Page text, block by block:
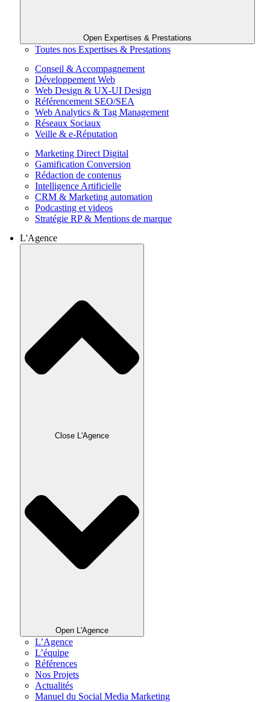
Open Expertises & Prestations
Toutes nos Expertises & Prestations
Conseil & Accompagnement
Développement Web
Web Design & UX-UI Design
Référencement SEO/SEA
Web Analytics & Tag Management
Réseaux Sociaux
Veille & e-Réputation
Marketing Direct Digital
Gamification Conversion
Rédaction de contenus
Intelligence Artificielle
CRM & Marketing automation
Podcasting et videos
Stratégie RP & Mentions de marque
L'Agence
Close L'Agence
Open L'Agence
L’Agence
L’équipe
Références
Nos Projets
Actualités
Manuel du Social Media Marketing